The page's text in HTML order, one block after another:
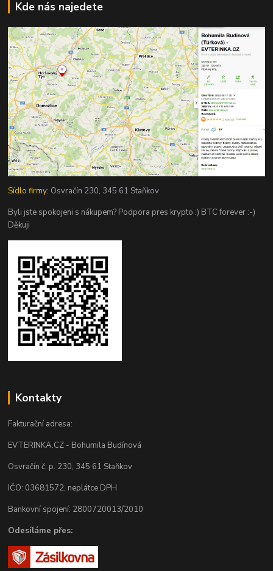
Kde nás najedete
Sídlo firmy: Osvračín 230, 345 61 Staňkov
Byli jste spokojeni s nákupem? Podpora pres krypto :) BTC forever :-)
Děkuji
Kontakty
Fakturační adresa:
EVTERINKA.CZ - Bohumila Budínová
Osvračín č. p. 230, 345 61 Staňkov
IČO: 03681572, neplátce DPH
Bankovní spojení: 2800720013/2010
Odesíláme přes: